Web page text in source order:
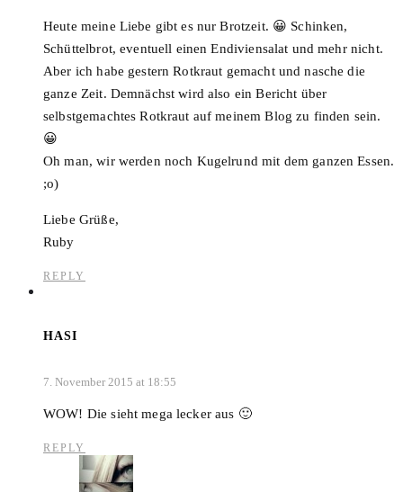
Heute meine Liebe gibt es nur Brotzeit. 😀 Schinken,
Schüttelbrot, eventuell einen Endiviensalat und mehr nicht.
Aber ich habe gestern Rotkraut gemacht und nasche die
ganze Zeit. Demnächst wird also ein Bericht über
selbstgemachtes Rotkraut auf meinem Blog zu finden sein.
😀
Oh man, wir werden noch Kugelrund mit dem ganzen Essen.
;o)
Liebe Grüße,
Ruby
REPLY
HASI
7. November 2015 at 18:55
WOW! Die sieht mega lecker aus 🙂
REPLY